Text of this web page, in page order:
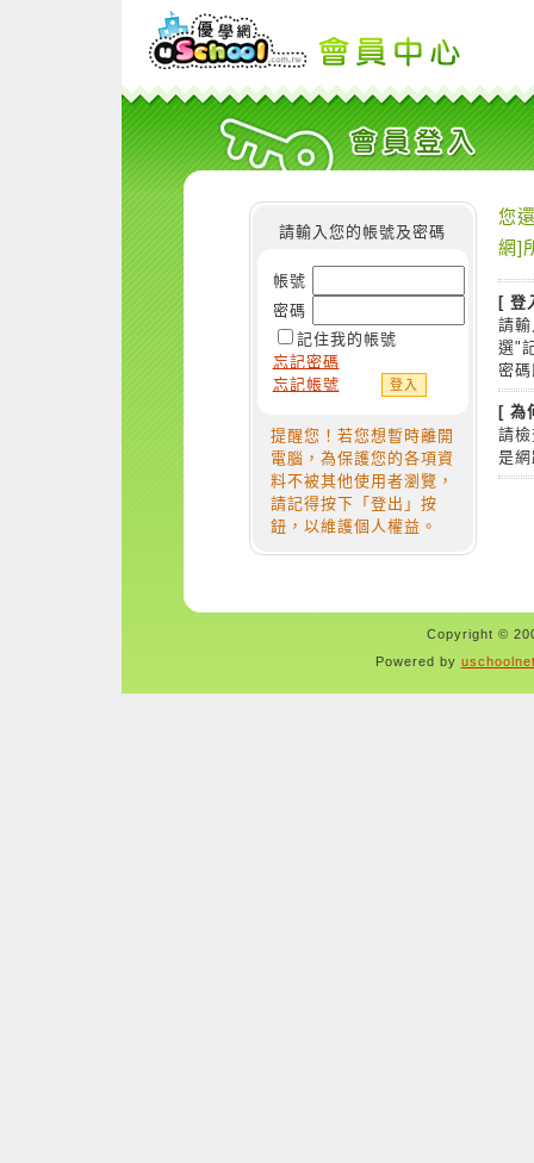
請輸入您的帳號及密碼
帳號
密碼
記住我的帳號
忘記密碼
忘記帳號
提醒您！若您想暫時離開
電腦，為保護您的各項資
料不被其他使用者瀏覽，
請記得按下「登出」按
鈕，以維護個人權益。
您
網]
[ 登
請
選"
密
[ 為
請
是
Copyright ©
Powered by